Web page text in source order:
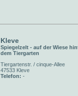
Kleve
Spiegelzelt - auf der Wiese
dem Tiergarten
Tiergartenstr. / cinque-Allee
47533 Kleve
Telefon: -